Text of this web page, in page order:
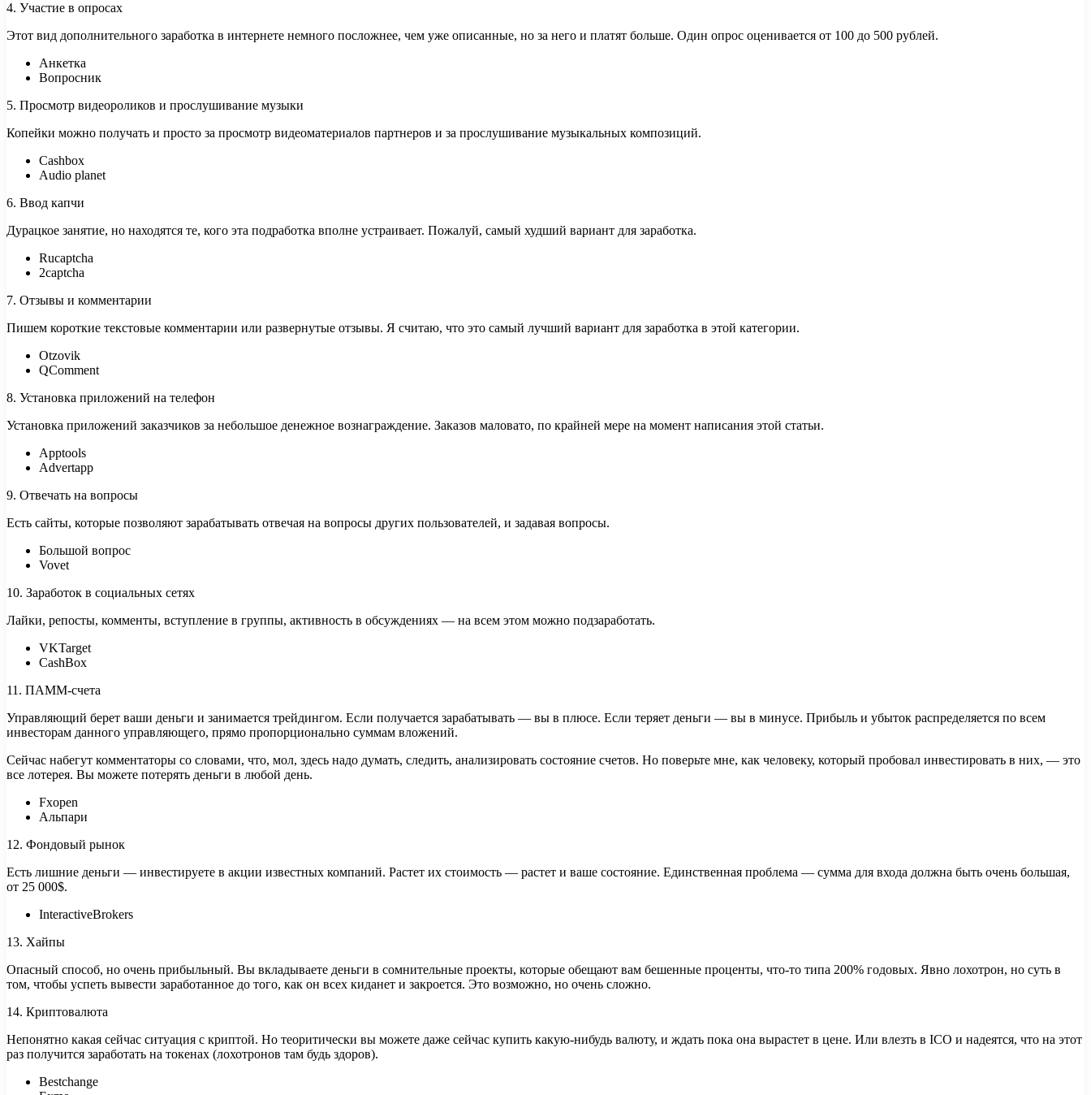
4. Участие в опросах
Этот вид дополнительного заработка в интернете немного посложнее, чем уже описанные, но за него и платят больше. Один опрос оценивается от 100 до 500 рублей.
Анкетка
Вопросник
5. Просмотр видеороликов и прослушивание музыки
Копейки можно получать и просто за просмотр видеоматериалов партнеров и за прослушивание музыкальных композиций.
Cashbox
Audio planet
6. Ввод капчи
Дурацкое занятие, но находятся те, кого эта подработка вполне устраивает. Пожалуй, самый худший вариант для заработка.
Rucaptcha
2captcha
7. Отзывы и комментарии
Пишем короткие текстовые комментарии или развернутые отзывы. Я считаю, что это самый лучший вариант для заработка в этой категории.
Otzovik
QComment
8. Установка приложений на телефон
Установка приложений заказчиков за небольшое денежное вознаграждение. Заказов маловато, по крайней мере на момент написания этой статьи.
Apptools
Advertapp
9. Отвечать на вопросы
Есть сайты, которые позволяют зарабатывать отвечая на вопросы других пользователей, и задавая вопросы.
Большой вопрос
Vovet
10. Заработок в социальных сетях
Лайки, репосты, комменты, вступление в группы, активность в обсуждениях — на всем этом можно подзаработать.
VKTarget
CashBox
11. ПАММ-счета
Управляющий берет ваши деньги и занимается трейдингом. Если получается зарабатывать — вы в плюсе. Если теряет деньги — вы в минусе. Прибыль и убыток распределяется по всем
инвесторам данного управляющего, прямо пропорционально суммам вложений.
Сейчас набегут комментаторы со словами, что, мол, здесь надо думать, следить, анализировать состояние счетов. Но поверьте мне, как человеку, который пробовал инвестировать в них, — это
все лотерея. Вы можете потерять деньги в любой день.
Fxopen
Альпари
12. Фондовый рынок
Есть лишние деньги — инвестируете в акции известных компаний. Растет их стоимость — растет и ваше состояние. Единственная проблема — сумма для входа должна быть очень большая,
от 25 000$.
InteractiveBrokers
13. Хайпы
Опасный способ, но очень прибыльный. Вы вкладываете деньги в сомнительные проекты, которые обещают вам бешенные проценты, что-то типа 200% годовых. Явно лохотрон, но суть в
том, чтобы успеть вывести заработанное до того, как он всех киданет и закроется. Это возможно, но очень сложно.
14. Криптовалюта
Непонятно какая сейчас ситуация с криптой. Но теоритически вы можете даже сейчас купить какую-нибудь валюту, и ждать пока она вырастет в цене. Или влезть в ICO и надеятся, что на этот
раз получится заработать на токенах (лохотронов там будь здоров).
Bestchange